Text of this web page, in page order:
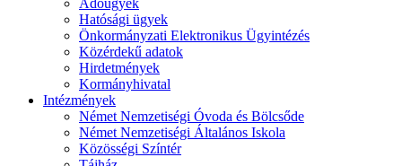
Hatósági ügyek
Önkormányzati Elektronikus Ügyintézés
Közérdekű adatok
Hirdetmények
Kormányhivatal
Intézmények
Német Nemzetiségi Óvoda és Bölcsőde
Német Nemzetiségi Általános Iskola
Közösségi Színtér